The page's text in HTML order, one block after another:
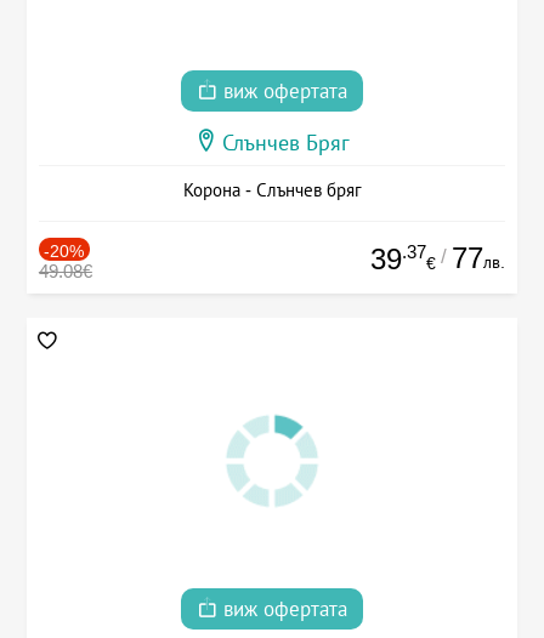
виж офертата
Слънчев Бряг
Корона - Слънчев бряг
-20%
49.08€ 39.37
€ / 77лв.
виж офертата